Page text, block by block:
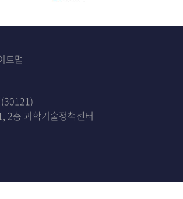
트맵
2층 과학기술정책센터